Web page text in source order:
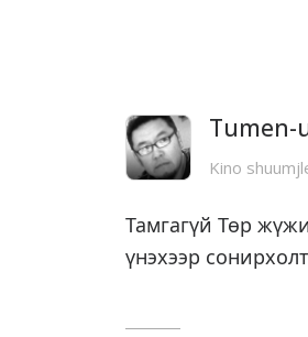
Tumen-
Kino
Тамгагүй Төр
үнэхээр